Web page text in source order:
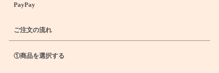
PayPay
ご注文の流れ
①商品を選択する